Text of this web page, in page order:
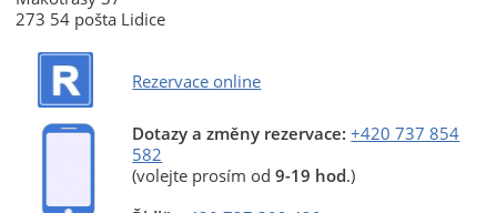
273 54 pošta Lidice
Rezervace online
Dotazy a změny rezervace:+420 737 854
582
(volejte prosím od9-19 hod.)